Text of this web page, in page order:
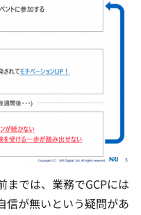
では、業務でGCPには
信が無いという疑問があ